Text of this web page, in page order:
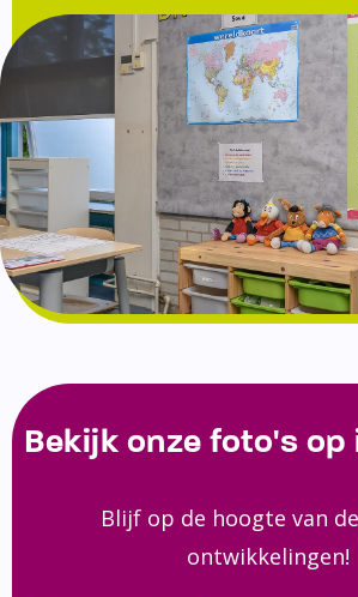
Bekijk onze foto's op
Blijf op de hoogte van
ontwikkelingen!